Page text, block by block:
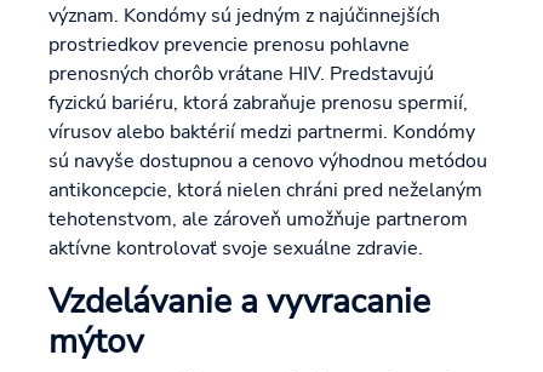
význam. Kondómy sú jedným z najúčinnejších
prostriedkov prevencie prenosu pohlavne
prenosných chorôb vrátane HIV. Predstavujú
fyzickú bariéru, ktorá zabraňuje prenosu spermií,
vírusov alebo baktérií medzi partnermi. Kondómy
sú navyše dostupnou a cenovo výhodnou metódou
antikoncepcie, ktorá nielen chráni pred neželaným
tehotenstvom, ale zároveň umožňuje partnerom
aktívne kontrolovať svoje sexuálne zdravie.
Vzdelávanie a vyvracanie
mýtov